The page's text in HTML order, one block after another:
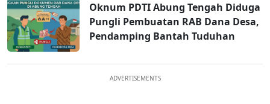
Oknum PDTI Abung Tengah Diduga
Pungli Pembuatan RAB Dana Desa,
Pendamping Bantah Tuduhan
ADVERTISEMENTS